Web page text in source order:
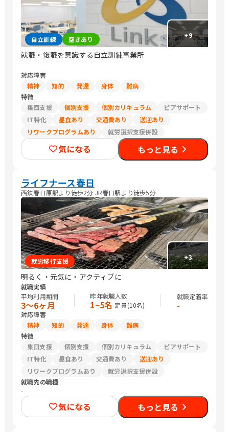
+9
自立訓練 空きあり
就職・復職を意識する自立訓練事業所
対応障害
精神
知的 発達 身体
難病
特徴
集団支援
個別支援 個別カリキュラム
ピアサポート
IT特化
昼食あり 交通費あり
送迎あり
リワークプログラムあり
就労選択支援併設
気になる もっと見る
ライフナース春日
西鉄春日原駅より徒歩2分 JR春日駅より徒歩5分
+3
就労移行支援
明るく・元気に・アクティブに
就職実績
平均利用期間
3〜6ヶ月
昨年就職人数
1~5名 定員(10名)
就職定着率
-
対応障害
精神
知的 発達 身体
難病
特徴
集団支援
個別支援 個別カリキュラム
ピアサポート
IT特化
昼食あり 交通費あり
送迎あり
リワークプログラムあり
就労選択支援併設
就職先の職種
-
気になる もっと見る